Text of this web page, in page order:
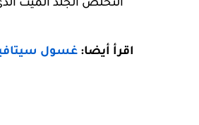
التخلص الجلد الميت
اقرأ أيضا: غسول